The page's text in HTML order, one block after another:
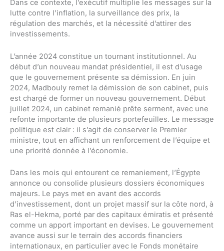
Dans ce contexte, l’exécutif multiplie les messages sur la
lutte contre l’inflation, la surveillance des prix, la
régulation des marchés, et la nécessité d’attirer des
investissements.
L’année 2024 constitue un tournant institutionnel. Au
début d’un nouveau mandat présidentiel, il est d’usage
que le gouvernement présente sa démission. En juin
2024, Madbouly remet la démission de son cabinet, puis
est chargé de former un nouveau gouvernement. Début
juillet 2024, un cabinet remanié prête serment, avec une
refonte importante de plusieurs portefeuilles. Le message
politique est clair : il s’agit de conserver le Premier
ministre, tout en affichant un renforcement de l’équipe et
une priorité donnée à l’économie.
Dans les mois qui entourent ce remaniement, l’Égypte
annonce ou consolide plusieurs dossiers économiques
majeurs. Le pays met en avant des accords
d’investissement, dont un projet massif sur la côte nord, à
Ras el-Hekma, porté par des capitaux émiratis et présenté
comme un apport important en devises. Le gouvernement
avance aussi sur le terrain des accords financiers
internationaux, en particulier avec le Fonds monétaire